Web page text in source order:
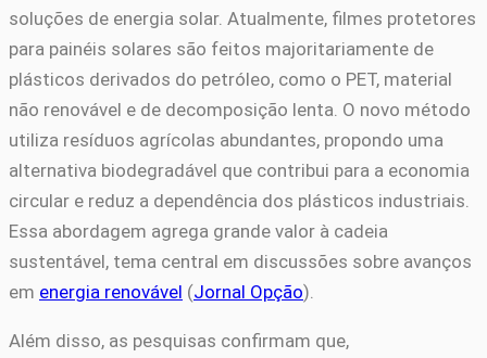
soluções de energia solar. Atualmente, filmes protetores
para painéis solares são feitos majoritariamente de
plásticos derivados do petróleo, como o PET, material
não renovável e de decomposição lenta. O novo método
utiliza resíduos agrícolas abundantes, propondo uma
alternativa biodegradável que contribui para a economia
circular e reduz a dependência dos plásticos industriais.
Essa abordagem agrega grande valor à cadeia
sustentável, tema central em discussões sobre avanços
em energia renovável (Jornal Opção).
Além disso, as pesquisas confirmam que,